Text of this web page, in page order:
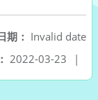
期： Invalid date
2022-03-23 |